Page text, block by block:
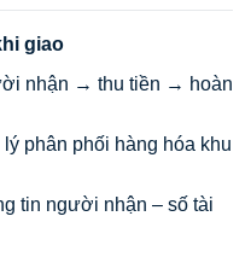
giao
nhận → thu tiền → hoàn
phân phối hàng hóa khu
tin người nhận – số tài